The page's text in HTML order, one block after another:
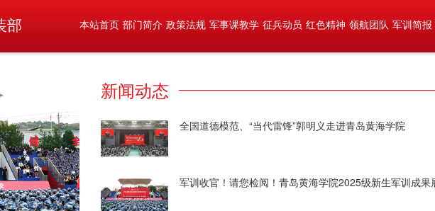
部 本站首页 部门简介 政策法规 军事课教学 征兵动员 红色精神 领航团队 军训简报
新闻动态
全国道德模范、“当代雷锋”郭明义走进青岛黄海学院